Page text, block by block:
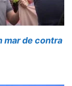
mar de contra